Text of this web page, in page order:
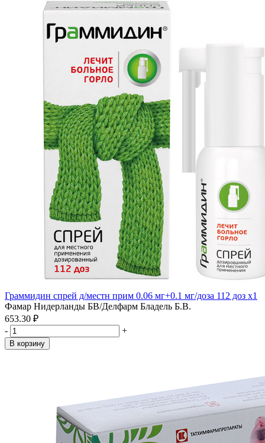
Граммидин спрей д/местн прим 0.06 мг+0.1 мг/доза 112 доз x1
Фамар Нидерланды БВ/Делфарм Бладель Б.В.
653.30 ₽
-
+
В корзину